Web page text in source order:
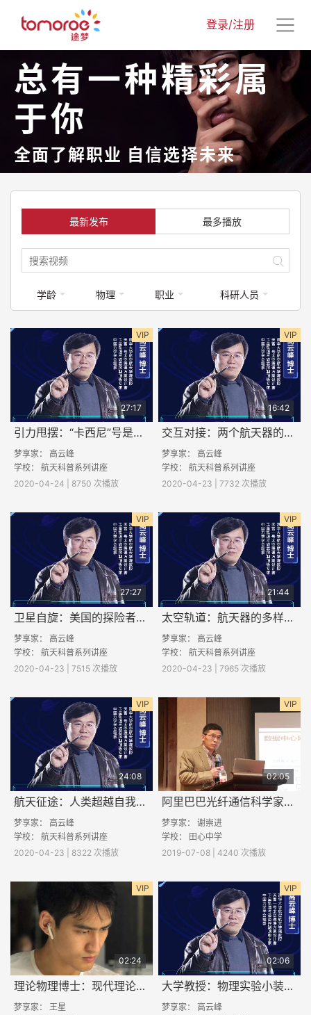
登录/注册
总有一种精彩属
于你
全面了解职业 自信选择未来
最新发布 最多播放
学龄 物理 职业 科研人员
VIP
27:17
引力甩摆：“卡西尼”号是如何掠过众星飞往土星的？
梦享家： 高云峰
学校： 航天科普系列讲座
2020-04-24 | 8750 次播放
VIP
16:42
交互对接：两个航天器的温柔一吻
梦享家： 高云峰
学校： 航天科普系列讲座
2020-04-23 | 7732 次播放
VIP
27:27
卫星自旋：美国的探险者1号为何失败？
梦享家： 高云峰
学校： 航天科普系列讲座
2020-04-23 | 7515 次播放
VIP
21:44
太空轨道：航天器的多样人生
梦享家： 高云峰
学校： 航天科普系列讲座
2020-04-23 | 7965 次播放
VIP
24:08
航天征途：人类超越自我的梦想
梦享家： 高云峰
学校： 航天科普系列讲座
2020-04-23 | 8322 次播放
VIP
02:05
阿里巴巴光纤通信科学家——未来可以实现瞬间移动么
梦享家： 谢崇进
学校：
田心中学
2019-07-08 | 4240 次播放
VIP
02:24
理论物理博士：现代理论物理研究什么？
梦享家： 王星
VIP
02:06
大学教授：物理实验小装置演示与制作
梦享家： 高云峰